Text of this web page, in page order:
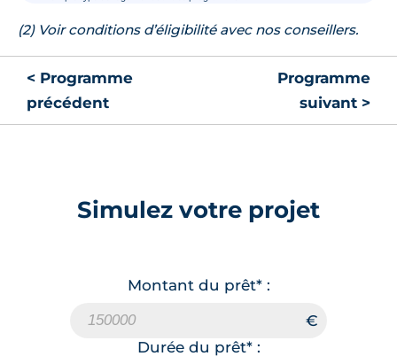
(2) Voir conditions d’éligibilité avec nos conseillers.
< Programme
précédent
Programme
suivant >
Simulez votre projet
Montant du prêt* :
Durée du prêt* :